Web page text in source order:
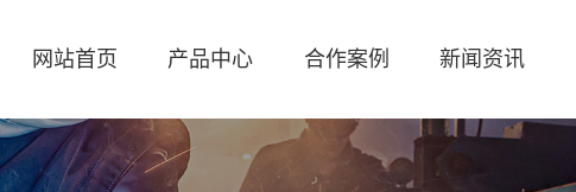
网站首页 产品中心 合作案例 新闻资讯